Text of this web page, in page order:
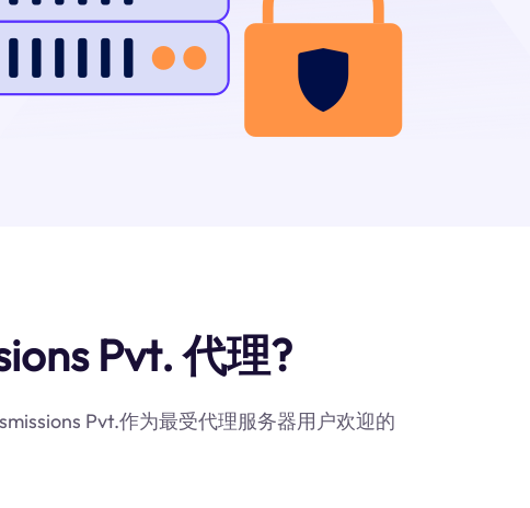
Pvt. 代理?
Pvt.作为最受代理服务器用户欢迎的